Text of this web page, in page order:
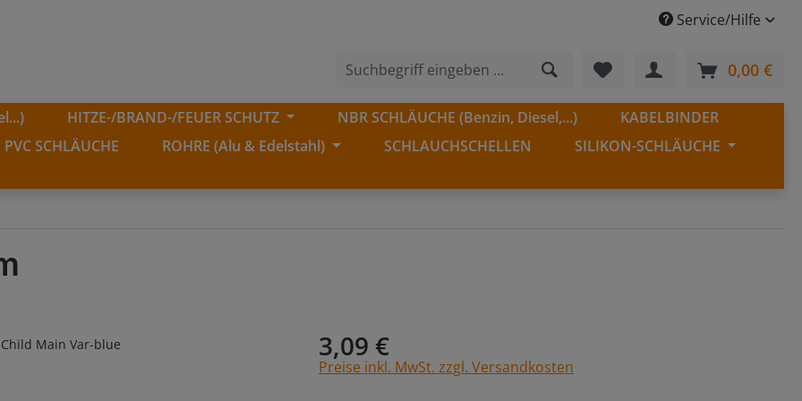
Service/Hilfe
Du hast 0 Produkte auf
0,00 €
HITZE-/BRAND-/FEUER SCHUTZ NBR SCHLÄUCHE (Benzin, Diesel,...)
KABELBINDER
PVC SCHLÄUCHE ROHRE (Alu & Edelstahl) SCHLAUCHSCHELLEN
SILIKON-SCHLÄUCHE
3,09 €
Preise inkl. MwSt. zzgl. Versandkosten